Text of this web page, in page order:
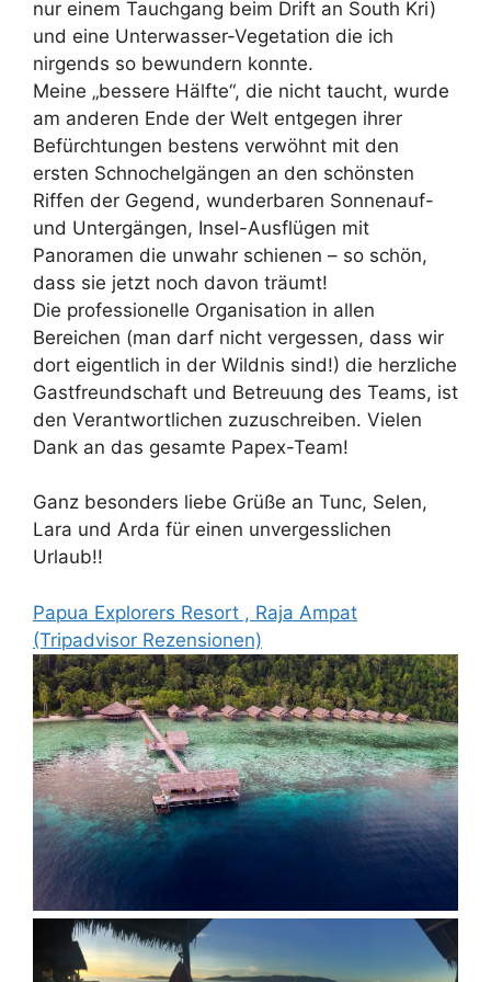
nur einem Tauchgang beim Drift an South Kri)
und eine Unterwasser-Vegetation die ich
nirgends so bewundern konnte.
Meine „bessere Hälfte“, die nicht taucht, wurde
am anderen Ende der Welt entgegen ihrer
Befürchtungen bestens verwöhnt mit den
ersten Schnochelgängen an den schönsten
Riffen der Gegend, wunderbaren Sonnenauf-
und Untergängen, Insel-Ausflügen mit
Panoramen die unwahr schienen – so schön,
dass sie jetzt noch davon träumt!
Die professionelle Organisation in allen
Bereichen (man darf nicht vergessen, dass wir
dort eigentlich in der Wildnis sind!) die herzliche
Gastfreundschaft und Betreuung des Teams, ist
den Verantwortlichen zuzuschreiben. Vielen
Dank an das gesamte Papex-Team!
Ganz besonders liebe Grüße an Tunc, Selen,
Lara und Arda für einen unvergesslichen
Urlaub!!
Papua Explorers Resort , Raja Ampat
(Tripadvisor Rezensionen)